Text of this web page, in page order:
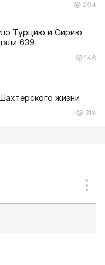
294
Турцию и Сирию:
639
146
жизни
318